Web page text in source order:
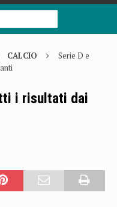
CALCIO
Serie D e
i risultati dai